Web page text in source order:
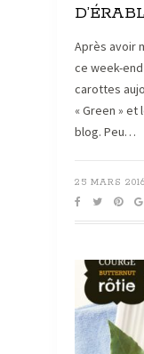
Après avoir
ce week-
carottes
« Green »
blog. Peu…
25 MARS 2016